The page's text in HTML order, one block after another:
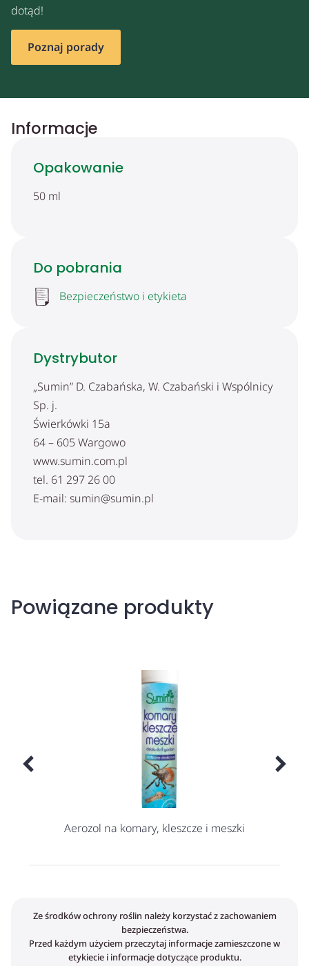
dotąd!
Poznaj porady
Informacje
Opakowanie
50 ml
Do pobrania
Bezpieczeństwo i etykieta
Dystrybutor
„Sumin” D. Czabańska, W. Czabański i Wspólnicy
Sp. j.
Świerkówki 15a
64 – 605 Wargowo
www.sumin.com.pl
tel. 61 297 26 00
E-mail: sumin@sumin.pl
Powiązane produkty
Aerozol na komary, kleszcze i meszki
Ze środków ochrony roślin należy korzystać z zachowaniem
bezpieczeństwa.
Przed każdym użyciem przeczytaj informacje zamieszczone w
etykiecie i informacje dotyczące produktu.